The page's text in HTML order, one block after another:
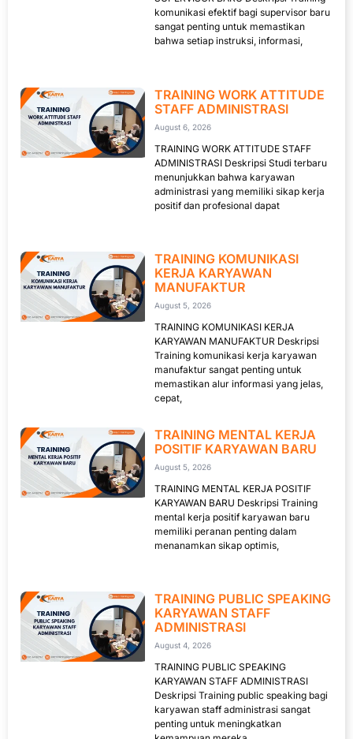
komunikasi efektif bagi supervisor baru
sangat penting untuk memastikan
bahwa setiap instruksi, informasi,
TRAINING WORK ATTITUDE
STAFF ADMINISTRASI
August 6, 2026
TRAINING WORK ATTITUDE STAFF
ADMINISTRASI Deskripsi Studi terbaru
menunjukkan bahwa karyawan
administrasi yang memiliki sikap kerja
positif dan profesional dapat
TRAINING KOMUNIKASI
KERJA KARYAWAN
MANUFAKTUR
August 5, 2026
TRAINING KOMUNIKASI KERJA
KARYAWAN MANUFAKTUR Deskripsi
Training komunikasi kerja karyawan
manufaktur sangat penting untuk
memastikan alur informasi yang jelas,
cepat,
TRAINING MENTAL KERJA
POSITIF KARYAWAN BARU
August 5, 2026
TRAINING MENTAL KERJA POSITIF
KARYAWAN BARU Deskripsi Training
mental kerja positif karyawan baru
memiliki peranan penting dalam
menanamkan sikap optimis,
TRAINING PUBLIC SPEAKING
KARYAWAN STAFF
ADMINISTRASI
August 4, 2026
TRAINING PUBLIC SPEAKING
KARYAWAN STAFF ADMINISTRASI
Deskripsi Training public speaking bagi
karyawan staff administrasi sangat
penting untuk meningkatkan